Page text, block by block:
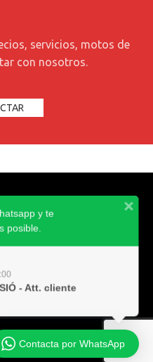
servicios, motos de
con nosotros.
Legal - Ley de Cookies
Compra
y te
posible.
- Att. cliente
Contacta por WhatsApp